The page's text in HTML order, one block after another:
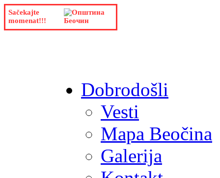
Sačekajte
momenat!!!
Dobrodošli
Vesti
Mapa Beočina
Galerija